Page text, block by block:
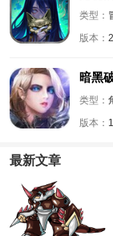
类型：
版本：
暗黑
类型：
版本： 1
最新文章